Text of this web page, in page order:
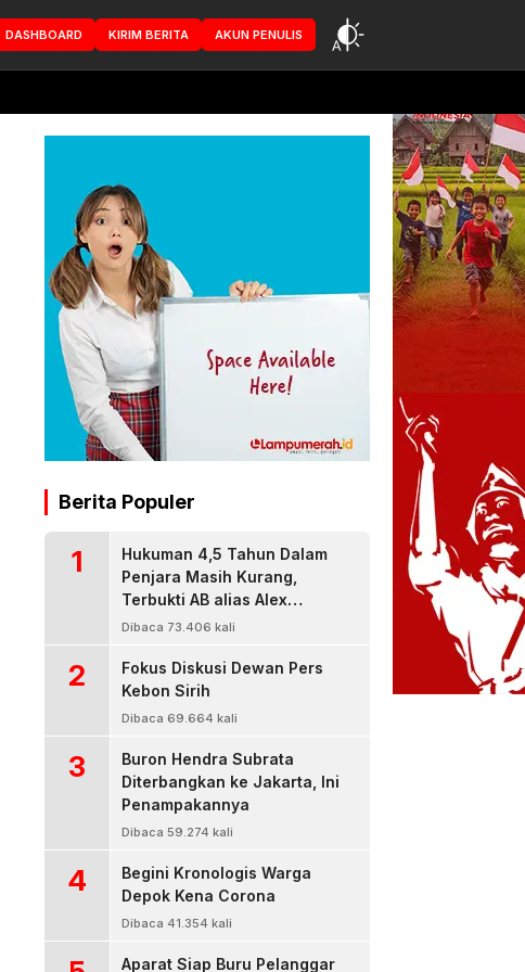
DASHBOARD KIRIM BERITA AKUN PENULIS
Berita Populer
1
Hukuman 4,5 Tahun Dalam
Penjara Masih Kurang,
Terbukti AB alias Alex
Residivis Narkoba Kembali
Dibaca 73.406 kali
2
Fokus Diskusi Dewan Pers
Kebon Sirih
Dibaca 69.664 kali
3
Buron Hendra Subrata
Diterbangkan ke Jakarta, Ini
Penampakannya
Dibaca 59.274 kali
4
Begini Kronologis Warga
Depok Kena Corona
Dibaca 41.354 kali
Aparat Siap Buru Pelanggar